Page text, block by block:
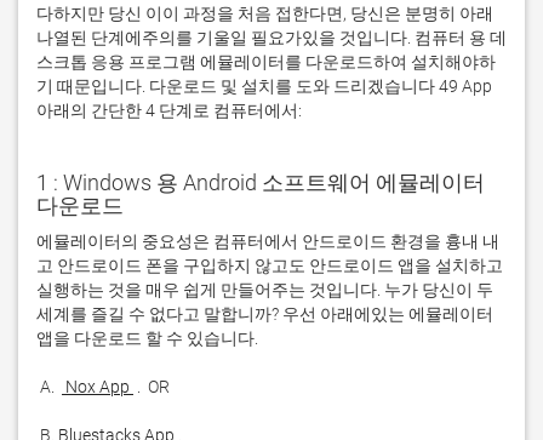
다하지만 당신 이이 과정을 처음 접한다면, 당신은 분명히 아래
나열된 단계에주의를 기울일 필요가있을 것입니다. 컴퓨터 용 데
스크톱 응용 프로그램 에뮬레이터를 다운로드하여 설치해야하
기 때문입니다. 다운로드 및 설치를 도와 드리겠습니다 49 App
아래의 간단한 4 단계로 컴퓨터에서:
1 : Windows 용 Android 소프트웨어 에뮬레이터
다운로드
에뮬레이터의 중요성은 컴퓨터에서 안드로이드 환경을 흉내 내
고 안드로이드 폰을 구입하지 않고도 안드로이드 앱을 설치하고
실행하는 것을 매우 쉽게 만들어주는 것입니다. 누가 당신이 두
세계를 즐길 수 없다고 말합니까? 우선 아래에있는 에뮬레이터
A. Nox App
B. Bluestacks App